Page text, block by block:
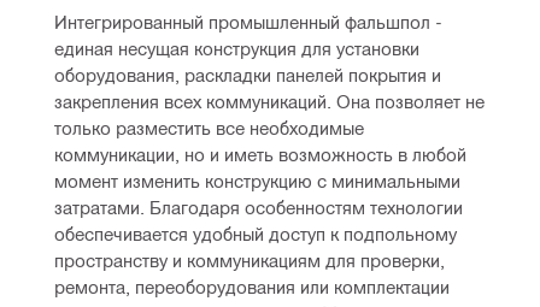
Интегрированный промышленный фальшпол -
единая несущая конструкция для установки
оборудования, раскладки панелей покрытия и
закрепления всех коммуникаций. Она позволяет не
только разместить все необходимые
коммуникации, но и иметь возможность в любой
момент изменить конструкцию с минимальными
затратами. Благодаря особенностям технологии
обеспечивается удобный доступ к подпольному
пространству и коммуникациям для проверки,
ремонта, переоборудования или комплектации